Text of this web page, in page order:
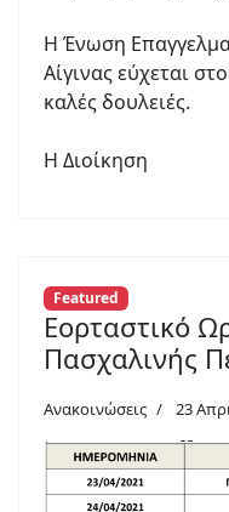
Η Ένωση
Αίγινας εύχεται
καλές δουλειές.
Η Διοίκηση
Featured
Εορταστικό
Πασχαλινής
Ανακοινώσεις 23